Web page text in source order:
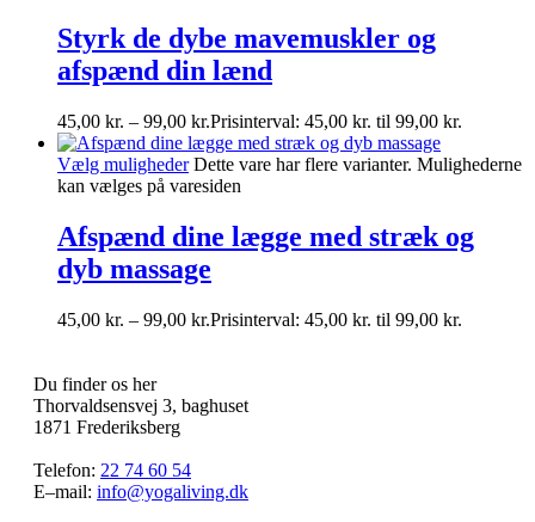
Styrk de dybe mavemuskler og
afspænd din lænd
45,00 kr. – 99,00 kr.Prisinterval: 45,00 kr. til 99,00 kr.
Vælg muligheder Dette vare har flere varianter. Mulighederne
kan vælges på varesiden
Afspænd dine lægge med stræk og
dyb massage
45,00 kr. – 99,00 kr.Prisinterval: 45,00 kr. til 99,00 kr.
Du finder os her
Thorvaldsensvej 3, baghuset
1871 Frederiksberg
Telefon: 22 74 60 54
E–mail: info@yogaliving.dk